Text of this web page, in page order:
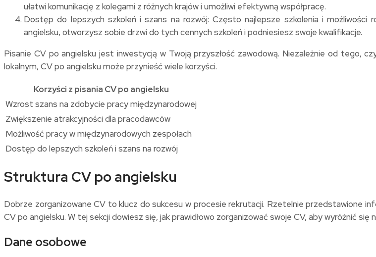
ułatwi komunikację z kolegami z różnych krajów i umożliwi efektywną współpracę.
Dostęp do lepszych szkoleń i szans na rozwój: Często najlepsze szkolenia i możliwości
angielsku, otworzysz sobie drzwi do tych cennych szkoleń i podniesiesz swoje kwalifikacje.
Pisanie CV po angielsku jest inwestycją w Twoją przyszłość zawodową. Niezależnie od tego,
lokalnym, CV po angielsku może przynieść wiele korzyści.
Korzyści z pisania CV po angielsku
Wzrost szans na zdobycie pracy międzynarodowej
Zwiększenie atrakcyjności dla pracodawców
Możliwość pracy w międzynarodowych zespołach
Dostęp do lepszych szkoleń i szans na rozwój
Struktura CV po angielsku
Dobrze zorganizowane CV to klucz do sukcesu w procesie rekrutacji. Rzetelnie przedstawione
CV po angielsku. W tej sekcji dowiesz się, jak prawidłowo zorganizować swoje CV, aby wyróżnić się
Dane osobowe